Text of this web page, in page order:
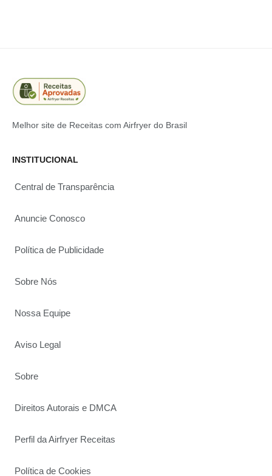
Melhor site de Receitas com Airfryer do Brasil
INSTITUCIONAL
Central de Transparência
Anuncie Conosco
Política de Publicidade
Sobre Nós
Nossa Equipe
Aviso Legal
Sobre
Direitos Autorais e DMCA
Perfil da Airfryer Receitas
Política de Cookies